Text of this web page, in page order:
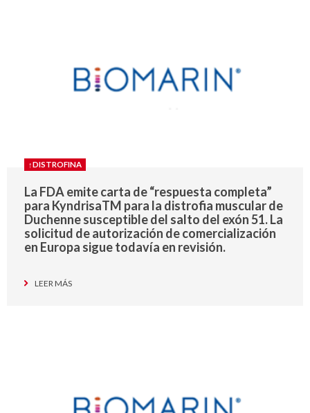
↑DISTROFINA
La FDA emite carta de “respuesta completa”
para KyndrisaTM para la distrofia muscular de
Duchenne susceptible del salto del exón 51. La
solicitud de autorización de comercialización
en Europa sigue todavía en revisión.
LEER MÁS